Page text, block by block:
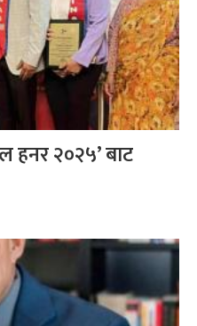
हनर २०२५’ बाट